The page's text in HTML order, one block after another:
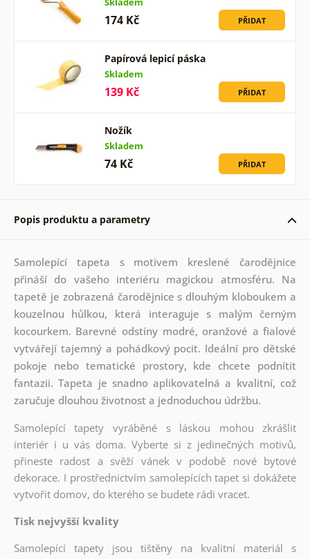
174 Kč PŘIDAT
Papírová lepicí páska
Skladem
139 Kč PŘIDAT
Nožík
Skladem
74 Kč PŘIDAT
Popis produktu a parametry
Samolepící tapeta s motivem kreslené čarodějnice
přináší do vašeho interiéru magickou atmosféru. Na
tapetě je zobrazená čarodějnice s dlouhým kloboukem a
kouzelnou hůlkou, která interaguje s malým černým
kocourkem. Barevné odstíny modré, oranžové a fialové
vytvářejí tajemný a pohádkový pocit. Ideální pro dětské
pokoje nebo tematické prostory, kde chcete podnítit
fantazii. Tapeta je snadno aplikovatelná a kvalitní, což
zaručuje dlouhou životnost a jednoduchou údržbu.
Samolepící tapety vyráběné s láskou mohou zkrášlit
interiér i u vás doma. Vyberte si z jedinečných motivů,
přineste radost a svěží vánek v podobě nové bytové
dekorace. I prostřednictvím samolepících tapet si dokážete
vytvořit domov, do kterého se budete rádi vracet.
Tisk nejvyšší kvality
Samolepící tapety jsou tištěny na kvalitní materiál s